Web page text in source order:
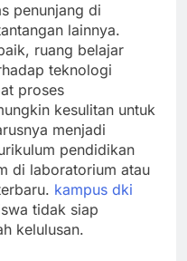
penunjang di
lainnya.
ruang belajar
teknologi
proses
kesulitan untuk
menjadi
pendidikan
di laboratorium atau
kampus dki
tidak siap
kelulusan.